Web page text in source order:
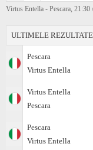
Virtus Entella - Pescara,
ULTIMELE REZULTATE
Pescara
Virtus Entella
Virtus Entella
Pescara
Pescara
Virtus Entella